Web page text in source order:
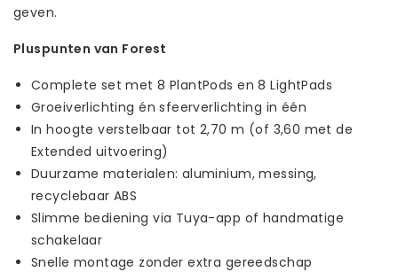
geven.
Pluspunten van Forest
Complete set met 8 PlantPods en 8 LightPads
Groeiverlichting én sfeerverlichting in één
In hoogte verstelbaar tot 2,70 m (of 3,60 met de
Extended uitvoering)
Duurzame materialen: aluminium, messing,
recyclebaar ABS
Slimme bediening via Tuya-app of handmatige
schakelaar
Snelle montage zonder extra gereedschap